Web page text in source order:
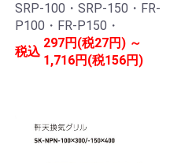
SRP-100・SRP-150・FR-
P100・FR-P150・
税込
297円(税27円) ～
1,716円(税156円)